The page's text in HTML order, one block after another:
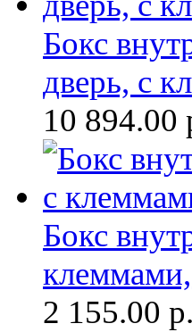
Бокс
дверь, с
10 894.00
Бокс
2 155.00 р.